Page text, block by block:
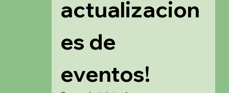
actualizacion
es de
eventos!